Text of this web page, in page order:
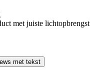
met juiste lichtopbrengst
met tekst